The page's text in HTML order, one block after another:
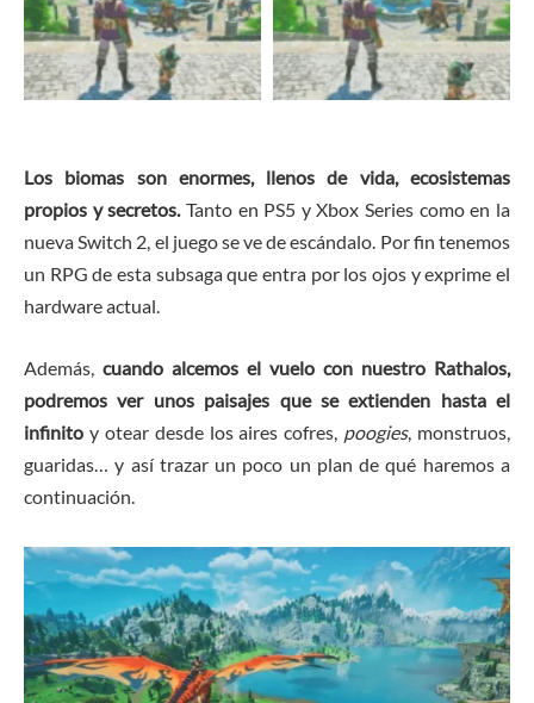
Los biomas son enormes, llenos de vida, ecosistemas
propios y secretos.Tanto en PS5 y Xbox Series como en la
nueva Switch 2, el juego se ve de escándalo. Por fin tenemos
un RPG de esta subsaga que entra por los ojos y exprime el
hardware actual.
Además, cuando alcemos el vuelo con nuestro Rathalos,
podremos ver unos paisajes que se extienden hasta el
infinito y otear desde los aires cofres, poogies, monstruos,
guaridas… y así trazar un poco un plan de qué haremos a
continuación.